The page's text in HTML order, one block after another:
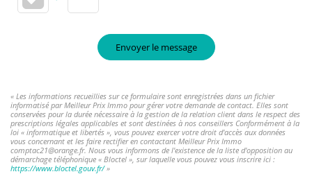
Envoyer le message
« Les informations recueillies sur ce formulaire sont enregistrées dans un fichier
informatisé par Meilleur Prix Immo pour gérer votre demande de contact. Elles sont
conservées pour la durée nécessaire à la gestion de la relation client dans le respect des
prescriptions légales applicables et sont destinées à nos conseillers Conformément à la
loi « informatique et libertés », vous pouvez exercer votre droit d'accès aux données
vous concernant et les faire rectifier en contactant Meilleur Prix Immo
comptac21@orange.fr. Nous vous informons de l'existence de la liste d'opposition au
démarchage téléphonique « Bloctel », sur laquelle vous pouvez vous inscrire ici :
https://www.bloctel.gouv.fr/»